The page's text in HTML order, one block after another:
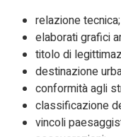
relazione tecnica;
elaborati grafici
titolo di
destinazione
conformità agli
classificazione
vincoli